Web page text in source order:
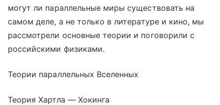
могут ли параллельные миры существовать на
самом деле, а не только в литературе и кино, мы
рассмотрели основные теории и поговорили с
российскими физиками.
Теории параллельных Вселенных
Теория Хартла — Хокинга